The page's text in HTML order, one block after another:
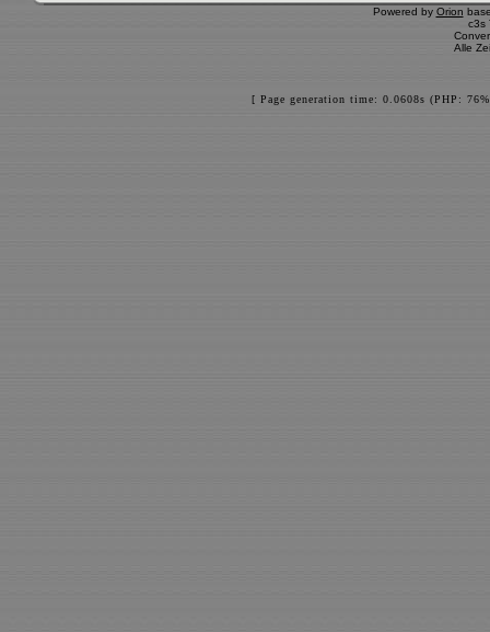
Powered by Orion
c3s
Alle
[ Page generation time: 0.0608s (PHP: